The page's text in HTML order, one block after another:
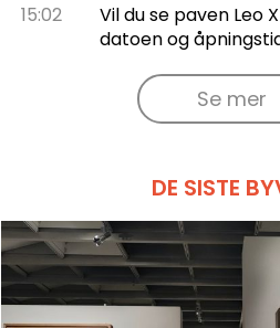
15:02
Vil du se paven Leo
datoen og
Se mer
DE SISTE